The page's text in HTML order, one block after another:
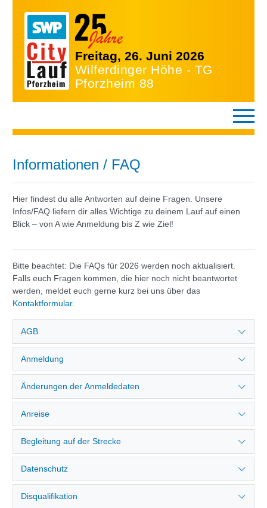
Freitag, 26. Juni 2026
Wilferdinger Höhe - TG
Pforzheim 88
Informationen / FAQ
Hier findest du alle Antworten auf deine Fragen. Unsere
Infos/FAQ liefern dir alles Wichtige zu deinem Lauf auf einen
Blick – von A wie Anmeldung bis Z wie Ziel!
Bitte beachtet: Die FAQs für 2026 werden noch aktualisiert.
Falls euch Fragen kommen, die hier noch nicht beantwortet
werden, meldet euch gerne kurz bei uns über das
Kontaktformular.
AGB
Anmeldung
Änderungen der Anmeldedaten
Anreise
Begleitung auf der Strecke
Datenschutz
Disqualifikation